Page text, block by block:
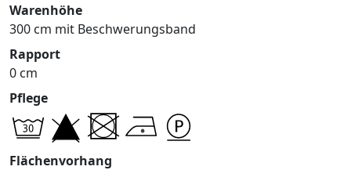
Warenhöhe
300 cm mit Beschwerungsband
Rapport
0 cm
Pflege
Flächenvorhang